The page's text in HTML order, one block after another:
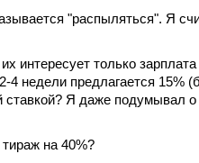
"распыляться". Я
интересует только
недели предлагается 15%
Я даже подумывал о
на 40%?